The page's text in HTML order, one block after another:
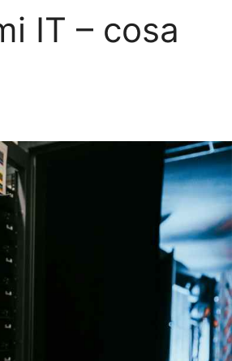
IT – cosa